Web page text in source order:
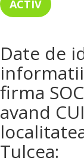
ACTIV
Date de
firma
avand
Tulcea: